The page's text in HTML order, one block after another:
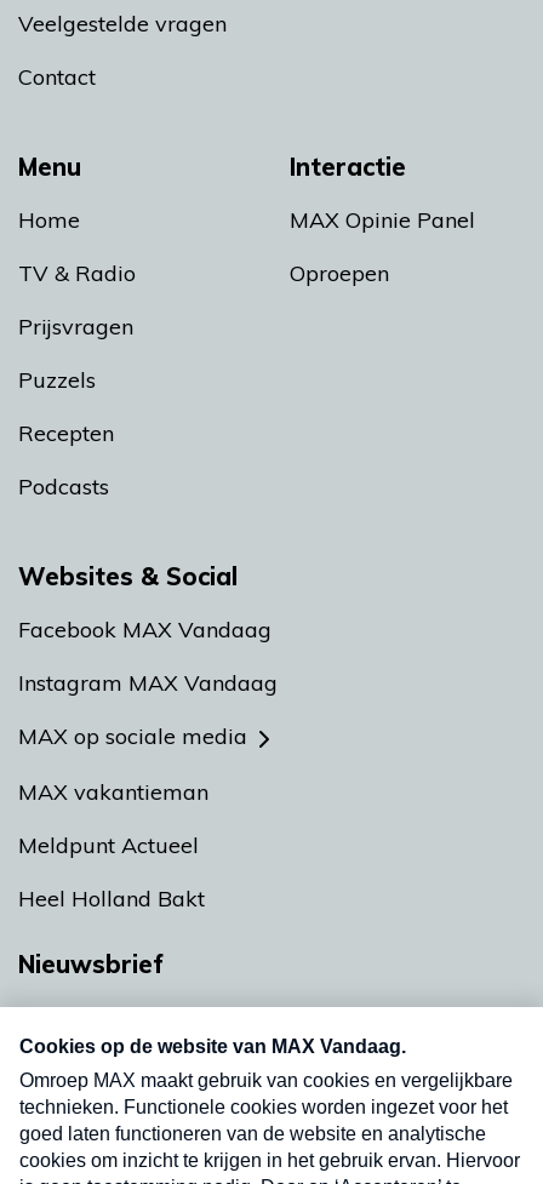
Menu
Home
TV & Radio
Prijsvragen
Puzzels
Recepten
Podcasts
Interactie
MAX Opinie Panel
Oproepen
Veelgestelde vragen
Contact
Websites & Social
Facebook MAX Vandaag
Instagram MAX Vandaag
MAX op sociale media
MAX vakantieman
Meldpunt Actueel
Heel Holland Bakt
Nieuwsbrief
Neem hier een gratis abonnement op onze
nieuwsbrief. Elke vrijdag- en dinsdagochtend in
uw mailbox.
Verzend